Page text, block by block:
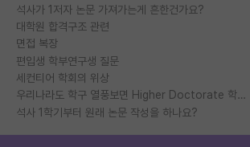
석사가 1저자 논문 가져가는게 흔한건가요?
대학원 합격구조 관련
면접 복장
편입생 학부연구생 질문
세컨티어 학회의 위상
우리나라도 학구 열풍보면 Higher Doctorate 학위가 필요하다고 봅니다.
석사 1학기부터 원래 논문 작성을 하나요?